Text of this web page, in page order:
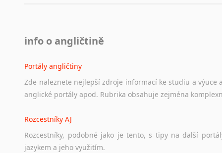
info o angličtině
Portály angličtiny
Zde naleznete nejlepší zdroje informací ke studiu a výuce
anglické portály apod. Rubrika obsahuje zejména
Rozcestníky AJ
Rozcestníky, podobné jako je tento, s tipy na další
jazykem a jeho využitím.